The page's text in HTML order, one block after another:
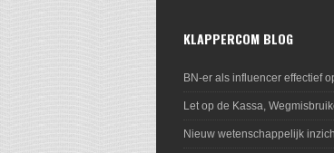
KLAPPERCOM BLOG
BN-er als influencer effectief
Let op de Kassa,
Nieuw wetenschappelijk